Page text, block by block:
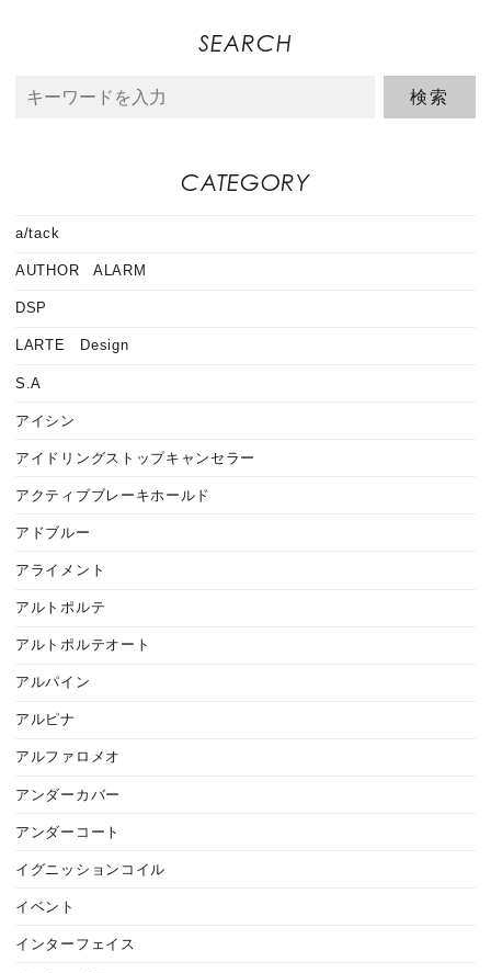
SEARCH
CATEGORY
a/tack
AUTHOR ALARM
DSP
LARTE Design
S.A
アイシン
アイドリングストップキャンセラー
アクティブブレーキホールド
アドブルー
アライメント
アルトポルテ
アルトポルテオート
アルパイン
アルピナ
アルファロメオ
アンダーカバー
アンダーコート
イグニッションコイル
イベント
インターフェイス